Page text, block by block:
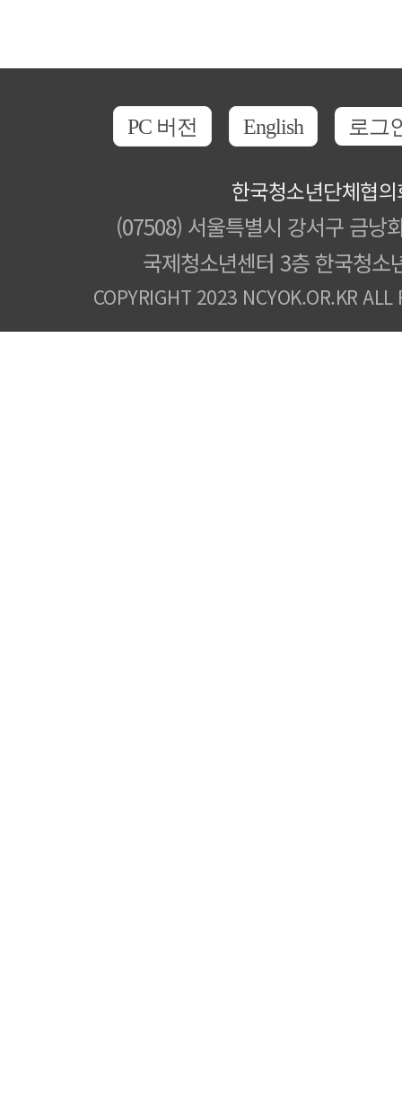
PC 버전 English 로그
한국청소년단체협
(07508) 서울특별시 강서구 금낭
국제청소년센터 3층 한국청소
COPYRIGHT 2023 NCYOK.OR.KR ALL